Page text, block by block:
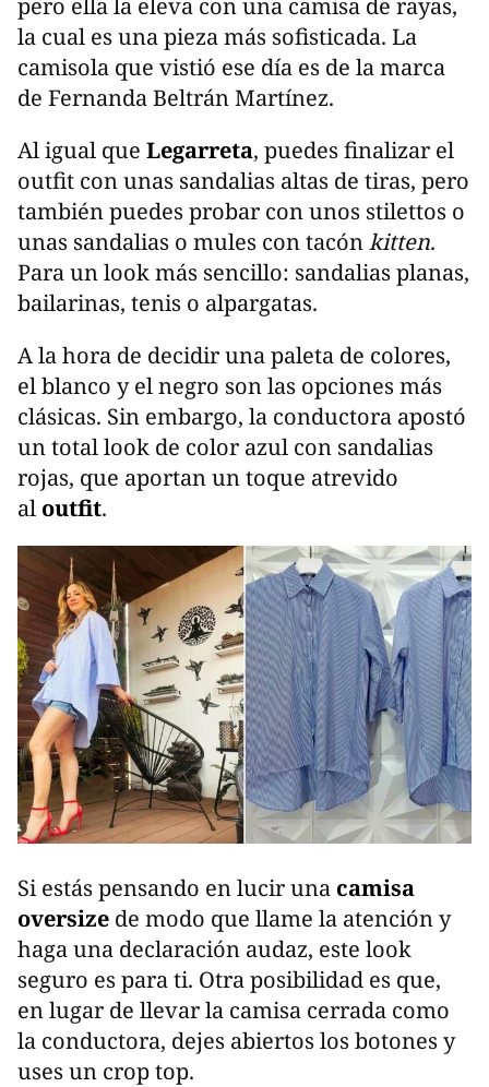
pero ella la eleva con una camisa de rayas,
la cual es una pieza más sofisticada. La
camisola que vistió ese día es de la marca
de Fernanda Beltrán Martínez.
Al igual que Legarreta, puedes finalizar el
outfit con unas sandalias altas de tiras, pero
también puedes probar con unos stilettos o
unas sandalias o mules con tacónkitten.
Para un look más sencillo: sandalias planas,
bailarinas, tenis o alpargatas.
A la hora de decidir una paleta de colores,
el blanco y el negro son las opciones más
clásicas. Sin embargo, la conductora apostó
un total look de color azul con sandalias
rojas, que aportan un toque atrevido
al outfit.
Si estás pensando en lucir una camisa
oversize de modo que llame la atención y
haga una declaración audaz, este look
seguro es para ti. Otra posibilidad es que,
en lugar de llevar la camisa cerrada como
la conductora, dejes abiertos los botones y
uses un crop top.